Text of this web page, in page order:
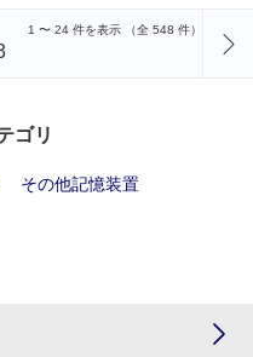
1 〜 24 件を表示 （全 548 件）
ゴリ
その他記憶装置